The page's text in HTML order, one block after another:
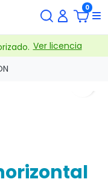
0
Ver licencia